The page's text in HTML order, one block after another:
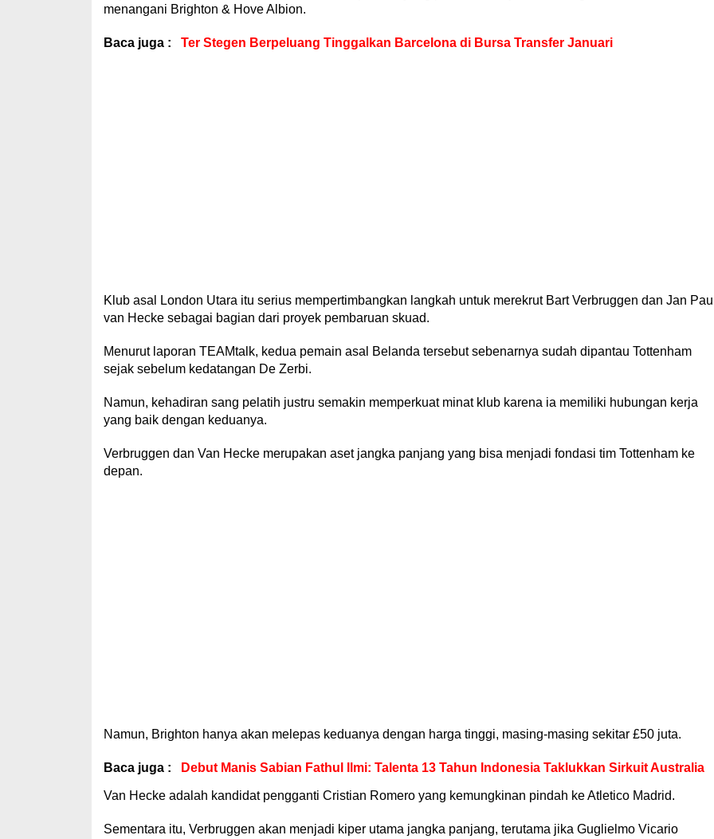
menangani Brighton & Hove Albion.
Baca juga : Ter Stegen Berpeluang Tinggalkan Barcelona di Bursa Transfer Januari
Klub asal London Utara itu serius mempertimbangkan langkah untuk merekrut Bart Verbruggen dan Jan
van Hecke sebagai bagian dari proyek pembaruan skuad.
Menurut laporan TEAMtalk, kedua pemain asal Belanda tersebut sebenarnya sudah dipantau Tottenham
sejak sebelum kedatangan De Zerbi.
Namun, kehadiran sang pelatih justru semakin memperkuat minat klub karena ia memiliki hubungan kerja
yang baik dengan keduanya.
Verbruggen dan Van Hecke merupakan aset jangka panjang yang bisa menjadi fondasi tim Tottenham ke
depan.
Namun, Brighton hanya akan melepas keduanya dengan harga tinggi, masing-masing sekitar £50 juta.
Baca juga : Debut Manis Sabian Fathul Ilmi: Talenta 13 Tahun Indonesia Taklukkan Sirkuit Australia
Van Hecke adalah kandidat pengganti Cristian Romero yang kemungkinan pindah ke Atletico Madrid.
Sementara itu, Verbruggen akan menjadi kiper utama jangka panjang, terutama jika Guglielmo Vicario